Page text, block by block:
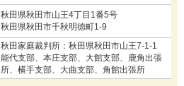
秋田県秋田市山王4丁目1番5号
秋田県秋田市千秋明徳町1-9
秋田家庭裁判所：秋田県秋田市山王7-1-1
能代支部、本庄支部、大館支部、鹿角出張
所、横手支部、大曲支部、角館出張所